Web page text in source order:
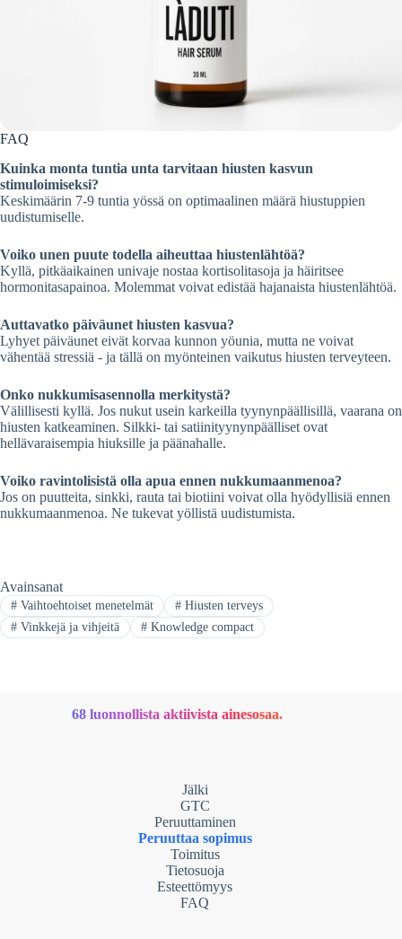
FAQ
Kuinka monta tuntia unta tarvitaan hiusten kasvun
stimuloimiseksi?
Keskimäärin 7-9 tuntia yössä on optimaalinen määrä hiustuppien
uudistumiselle.
Voiko unen puute todella aiheuttaa hiustenlähtöä?
Kyllä, pitkäaikainen univaje nostaa kortisolitasoja ja häiritsee
hormonitasapainoa. Molemmat voivat edistää hajanaista hiustenlähtöä.
Auttavatko päiväunet hiusten kasvua?
Lyhyet päiväunet eivät korvaa kunnon yöunia, mutta ne voivat
vähentää stressiä - ja tällä on myönteinen vaikutus hiusten terveyteen.
Onko nukkumisasennolla merkitystä?
Välillisesti kyllä. Jos nukut usein karkeilla tyynynpäällisillä, vaarana on
hiusten katkeaminen. Silkki- tai satiinityynynpäälliset ovat
hellävaraisempia hiuksille ja päänahalle.
Voiko ravintolisistä olla apua ennen nukkumaanmenoa?
Jos on puutteita, sinkki, rauta tai biotiini voivat olla hyödyllisiä ennen
nukkumaanmenoa. Ne tukevat yöllistä uudistumista.
Avainsanat
#Vaihtoehtoiset menetelmät #Hiusten terveys
#Vinkkejä ja vihjeitä #Knowledge compact
68 luonnollista aktiivista ainesosaa.
Jälki
GTC
Peruuttaminen
Peruuttaa sopimus
Toimitus
Tietosuoja
Esteettömyys
FAQ